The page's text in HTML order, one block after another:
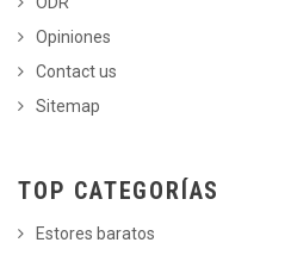
Opiniones
Contact us
Sitemap
TOP CATEGORÍAS
Estores baratos